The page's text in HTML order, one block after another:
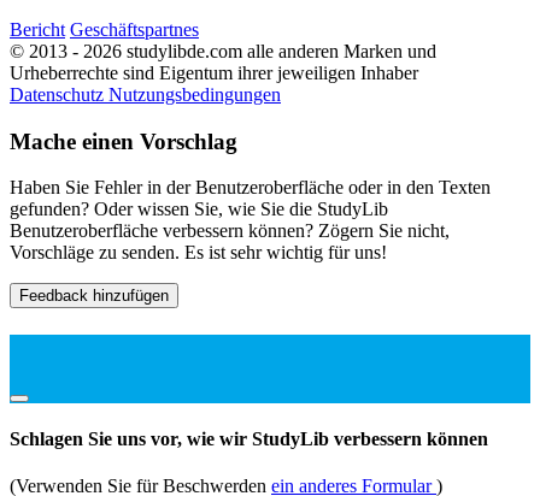
Bericht Geschäftspartnes
© 2013 - 2026 studylibde.com alle anderen Marken und
Urheberrechte sind Eigentum ihrer jeweiligen Inhaber
Datenschutz Nutzungsbedingungen
Mache einen Vorschlag
Haben Sie Fehler in der Benutzeroberfläche oder in den Texten
gefunden? Oder wissen Sie, wie Sie die StudyLib
Benutzeroberfläche verbessern können? Zögern Sie nicht,
Vorschläge zu senden. Es ist sehr wichtig für uns!
Feedback hinzufügen
Schlagen Sie uns vor, wie wir StudyLib verbessern können
(Verwenden Sie für Beschwerden ein anderes Formular)